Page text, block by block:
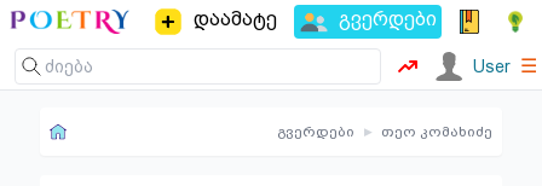
დაამატე გვერდები
User ☰
გვერდები ▸ თეო კომახიძე